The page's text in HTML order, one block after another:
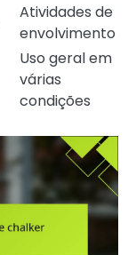
Atividades de
envolvimento
Uso geral em
várias
condições